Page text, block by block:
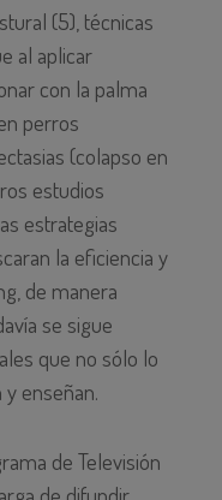
(5), técnicas
al aplicar
con la palma
perros
(colapso en
estudios
estrategias
la eficiencia y
de manera
se sigue
que no sólo lo
enseñan.
de Televisión